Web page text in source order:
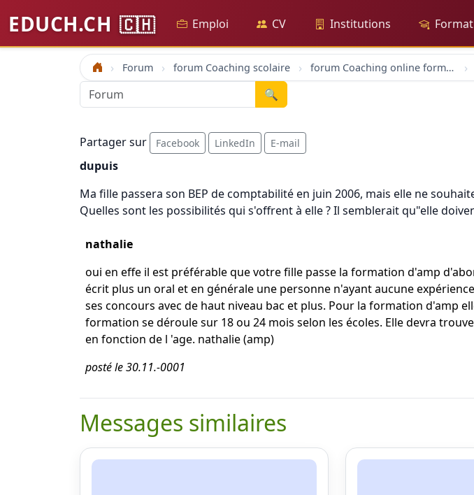
EDUCH.CH 🇨🇭 Emploi CV Institutions
Accueil Forum forum Coaching scolaire forum Coaching online formation professionelle emploi education
🔍
Partager sur Facebook LinkedIn E-mail
dupuis
Ma fille passera son BEP de comptabilité en juin 2006, mais elle ne
Quelles sont les possibilités qui s'offrent à elle ? Il semblerait qu"elle
nathalie
oui en effe il est préférable que votre fille passe la formation d'amp
écrit plus un oral et en générale une personne n'ayant aucune
ses concours avec de haut niveau bac et plus. Pour la formation d'amp
formation se déroule sur 18 ou 24 mois selon les écoles. Elle devra
en fonction de l 'age. nathalie (amp)
posté le 30.11.-0001
Messages similaires